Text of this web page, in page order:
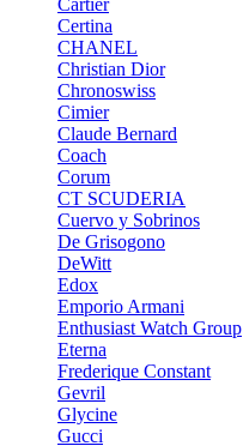
Cartier
Certina
CHANEL
Christian Dior
Chronoswiss
Cimier
Claude Bernard
Coach
Corum
CT SCUDERIA
Cuervo y Sobrinos
De Grisogono
DeWitt
Edox
Emporio Armani
Enthusiast Watch Group
Eterna
Frederique Constant
Gevril
Glycine
Gucci